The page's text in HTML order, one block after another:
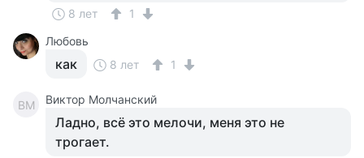
8 лет
1
Любовь
как 8 лет 1
ВМ Виктор Молчанский
Ладно, всё это мелочи, меня это не
трогает.